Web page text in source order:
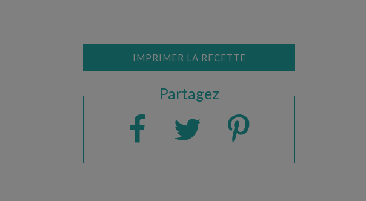
IMPRIMER LA RECETTE
Partagez